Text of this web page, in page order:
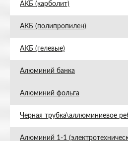
АКБ (карболит)
АКБ (полипропилен)
АКБ (гелевые)
Алюминий банка
Алюминий фольга
Черная трубка\аллюминиевое
Алюминий 1-1